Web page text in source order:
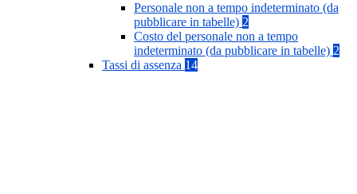
Personale non a tempo indeterminato (da
pubblicare in tabelle) 2
Costo del personale non a tempo
indeterminato (da pubblicare in tabelle) 2
Tassi di assenza 14